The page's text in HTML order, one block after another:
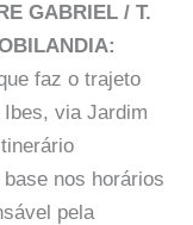
GABRIEL / T.
faz o trajeto
Ibes, via Jardim
nos horários
pela